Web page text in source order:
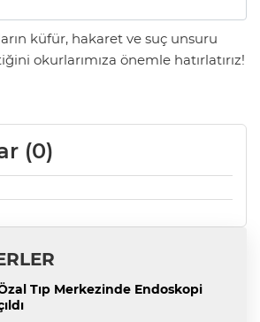
küfür, hakaret ve suç unsuru
okurlarımıza önemle hatırlatırız!
(0)
Tıp Merkezinde Endoskopi